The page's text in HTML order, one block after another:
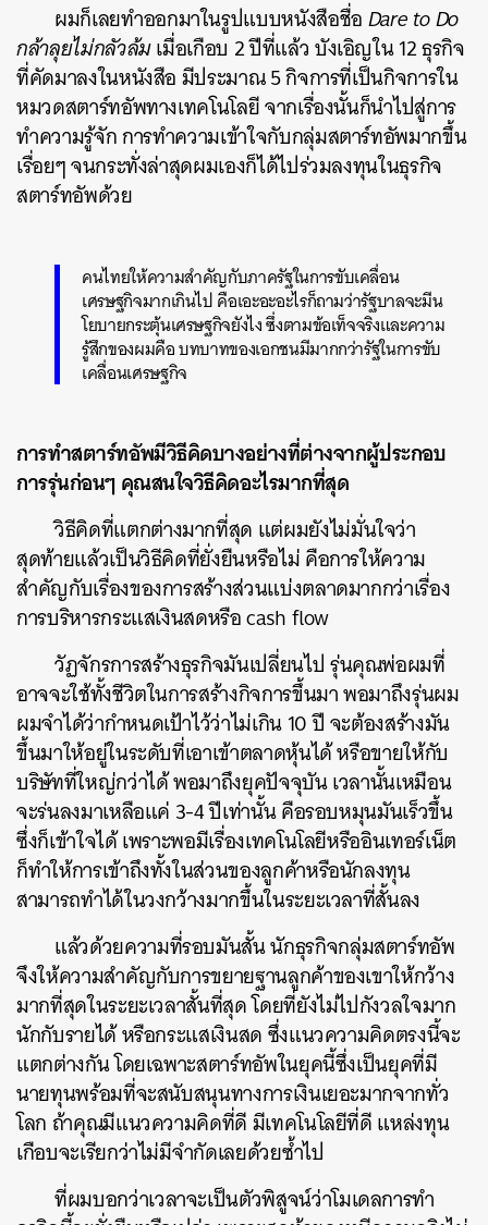
ผมก็เลยทำออกมาในรูปแบบหนังสือชื่อDare to Do
กล้าลุยไม่กลัวล้มเมื่อเกือบ 2 ปีที่แล้ว บังเอิญใน 12 ธุรกิจ
ที่คัดมาลงในหนังสือ มีประมาณ 5 กิจการที่เป็นกิจการใน
หมวดสตาร์ทอัพทางเทคโนโลยี จากเรื่องนั้นก็นำไปสู่การ
ทำความรู้จัก การทำความเข้าใจกับกลุ่มสตาร์ทอัพมากขึ้น
เรื่อยๆ จนกระทั่งล่าสุดผมเองก็ได้ไปร่วมลงทุนในธุรกิจ
สตาร์ทอัพด้วย
คนไทยให้ความสำคัญกับภาครัฐในการขับเคลื่อน
เศรษฐกิจมากเกินไป คือเอะอะอะไรก็ถามว่ารัฐบาลจะมีน
โยบายกระตุ้นเศรษฐกิจยังไง ซึ่งตามข้อเท็จจริงและความ
รู้สึกของผมคือ บทบาทของเอกชนมีมากกว่ารัฐในการขับ
เคลื่อนเศรษฐกิจ
การทำสตาร์ทอัพมีวิธีคิดบางอย่างที่ต่างจากผู้ประกอบ
การรุ่นก่อนๆ คุณสนใจวิธีคิดอะไรมากที่สุด
วิธีคิดที่แตกต่างมากที่สุด แต่ผมยังไม่มั่นใจว่า
สุดท้ายแล้วเป็นวิธีคิดที่ยั่งยืนหรือไม่ คือการให้ความ
สำคัญกับเรื่องของการสร้างส่วนแบ่งตลาดมากกว่าเรื่อง
การบริหารกระแสเงินสดหรือ cash flow
วัฏจักรการสร้างธุรกิจมันเปลี่ยนไป รุ่นคุณพ่อผมที่
อาจจะใช้ทั้งชีวิตในการสร้างกิจการขึ้นมา พอมาถึงรุ่นผม
ผมจำได้ว่ากำหนดเป้าไว้ว่าไม่เกิน 10 ปี จะต้องสร้างมัน
ขึ้นมาให้อยู่ในระดับที่เอาเข้าตลาดหุ้นได้ หรือขายให้กับ
บริษัทที่ใหญ่กว่าได้ พอมาถึงยุคปัจจุบัน เวลานั้นเหมือน
จะร่นลงมาเหลือแค่ 3-4 ปีเท่านั้น คือรอบหมุนมันเร็วขึ้น
ซึ่งก็เข้าใจได้ เพราะพอมีเรื่องเทคโนโลยีหรืออินเทอร์เน็ต
ก็ทำให้การเข้าถึงทั้งในส่วนของลูกค้าหรือนักลงทุน
สามารถทำได้ในวงกว้างมากขึ้นในระยะเวลาที่สั้นลง
แล้วด้วยความที่รอบมันสั้น นักธุรกิจกลุ่มสตาร์ทอัพ
จึงให้ความสำคัญกับการขยายฐานลูกค้าของเขาให้กว้าง
มากที่สุดในระยะเวลาสั้นที่สุด โดยที่ยังไม่ไปกังวลใจมาก
นักกับรายได้ หรือกระแสเงินสด ซึ่งแนวความคิดตรงนี้จะ
แตกต่างกัน โดยเฉพาะสตาร์ทอัพในยุคนี้ซึ่งเป็นยุคที่มี
นายทุนพร้อมที่จะสนับสนุนทางการเงินเยอะมากจากทั่ว
โลก ถ้าคุณมีแนวความคิดที่ดี มีเทคโนโลยีที่ดี แหล่งทุน
เกือบจะเรียกว่าไม่มีจำกัดเลยด้วยซ้ำไป
ที่ผมบอกว่าเวลาจะเป็นตัวพิสูจน์ว่าโมเดลการทำ